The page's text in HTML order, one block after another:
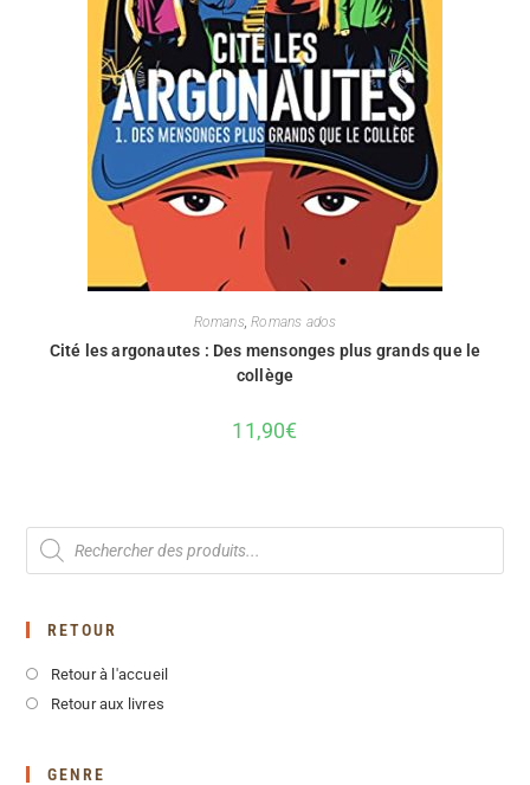
Romans,Romans ados
Cité les argonautes : Des mensonges plus grands que le
collège
11,90€
RETOUR
Retour à l'accueil
Retour aux livres
GENRE